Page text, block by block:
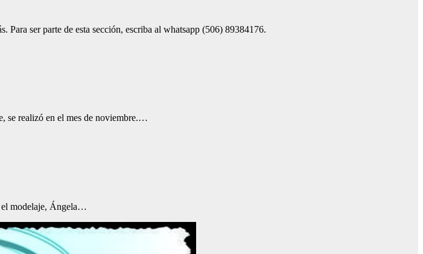
Para ser parte de esta sección, escriba al whatsapp (506) 89384176.
se realizó en el mes de noviembre.…
el modelaje, Ángela…